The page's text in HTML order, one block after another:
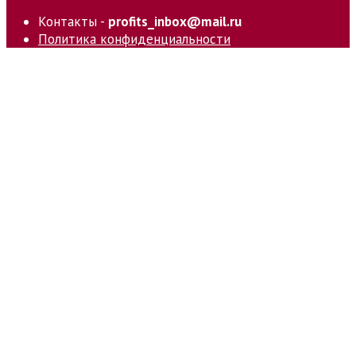
Контакты - profits_inbox@mail.ru
Политика конфиденциальности